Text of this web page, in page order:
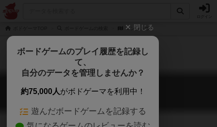
マンシュウ
マンシュウ
Manchukuo
閉じる
ボードゲームのプレイ履歴を記録し
て、
自分のデータを管理しませんか？
約75,000人がボドゲーマを利用中！
遊んだボードゲームを記録する